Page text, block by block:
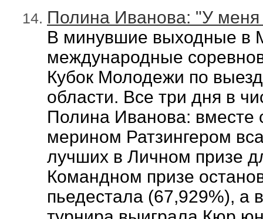
Полина Иванова: "У меня
В минувшие выходные в
международные
Кубок Молодежи по
области. Все три дня в
Полина Иванова: вместе
мерином Ратзингером
лучших в Личном призе
Командном призе
пьедестала (67,929%), а